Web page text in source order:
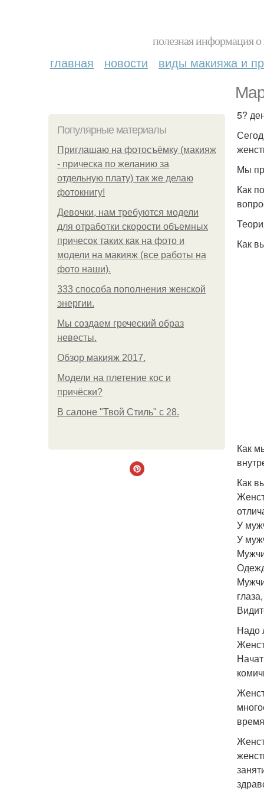
полезная информация
главная новости виды макияжа и
Популярные материалы
Приглашаю на фотосъёмку (макияж
- прическа по желанию за
отдельную плату) так же делаю
фотокнигу!
Девочки, нам требуются модели
для отработки скорости объемных
причесок таких как на фото и
модели на макияж (все работы на
фото наши).
333 способа пополнения женской
энергии.
Мы создаем греческий образ
невесты.
Обзор макияж 2017.
Модели на плетение кос и
причёски?
В салоне "Твой Стиль" с 28.
5?
Мы
Как
Как
Как
Как
У
У
Надо